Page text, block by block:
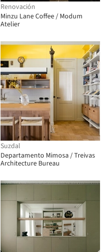
Renovación
Minzu Lane Coffee / Modum
Atelier
Suzdal
Departamento Mimosa / Treivas
Architecture Bureau